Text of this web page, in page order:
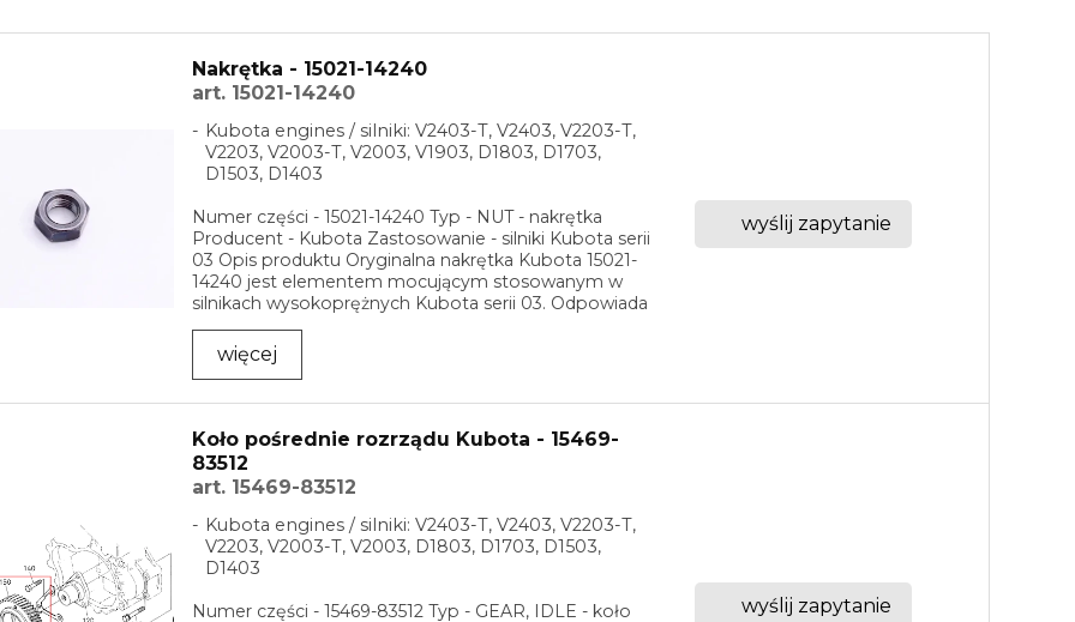
Nakrętka - 15021-14240
art. 15021-14240
Kubota engines / silniki: V2403-T, V2403, V2203-T,
V2203, V2003-T, V2003, V1903, D1803, D1703,
D1503, D1403
Numer części - 15021-14240 Typ - NUT - nakrętka
Producent - Kubota Zastosowanie - silniki Kubota serii
03 Opis produktu Oryginalna nakrętka Kubota 15021-
14240 jest elementem mocującym stosowanym w
silnikach wysokoprężnych Kubota serii 03. Odpowiada
...
więcej
wyślij zapytanie
Koło pośrednie rozrządu Kubota - 15469-
83512
art. 15469-83512
Kubota engines / silniki: V2403-T, V2403, V2203-T,
V2203, V2003-T, V2003, D1803, D1703, D1503,
D1403
Numer części - 15469-83512 Typ - GEAR, IDLE - koło
wyślij zapytanie